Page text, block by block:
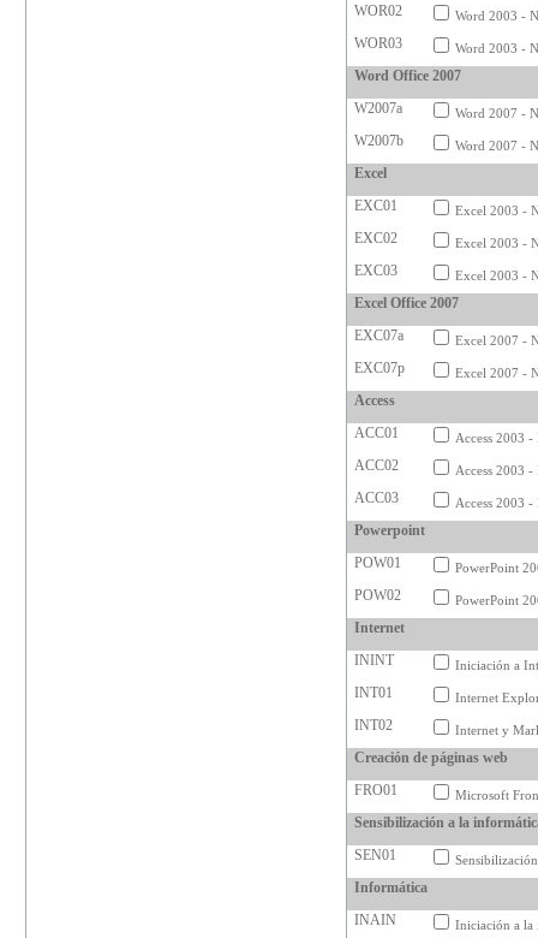
WOR02 Word 2003 -
WOR03 Word 2003 -
Word Office 2007
W2007a
Word 2007 -
W2007b Word 2007 -
Excel
EXC01
Excel 2003 -
EXC02 Excel 2003 -
EXC03 Excel 2003 -
Excel Office 2007
EXC07a
Excel 2007 -
EXC07p Excel 2007 -
Access
ACC01
Access 2003
ACC02 Access 2003
ACC03 Access 2003
Powerpoint
POW01
PowerPoint
POW02 PowerPoint
Internet
ININT
Iniciación a
INT01 Internet
INT02 Internet y
Creación de páginas web
FRO01
Microsoft
Sensibilización a la
SEN01
Informática
INAIN
Iniciación a